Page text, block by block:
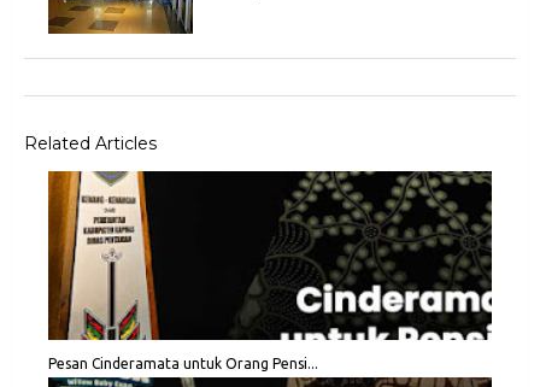
Related Articles
Pesan Cinderamata untuk Orang Pensi...